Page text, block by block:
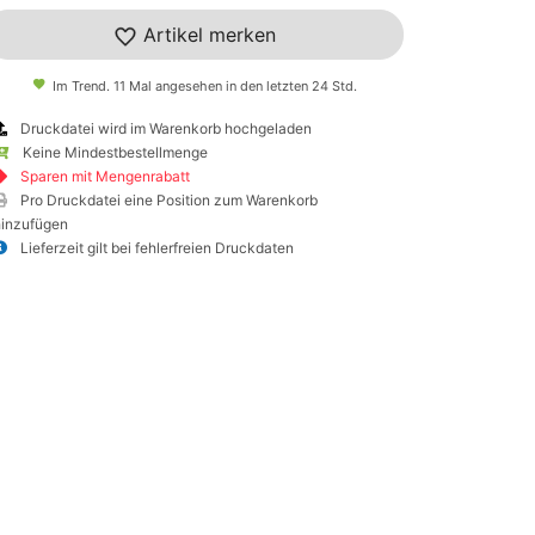
Artikel merken
Im Trend. 11 Mal angesehen in den letzten 24 Std.
Druckdatei wird im Warenkorb hochgeladen
Keine Mindestbestellmenge
Sparen mit Mengenrabatt
Pro Druckdatei eine Position zum Warenkorb
Lieferzeit gilt bei fehlerfreien Druckdaten